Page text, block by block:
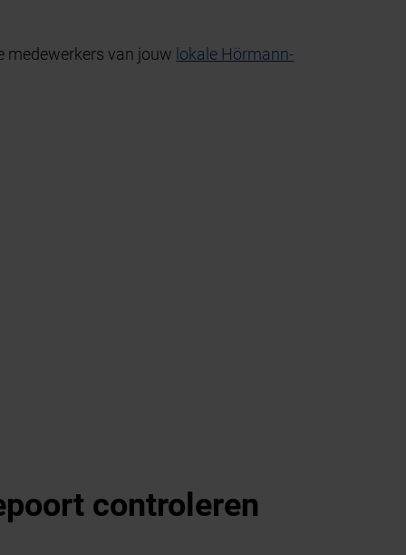
medewerkers van jouw lokale Hörmann-
controleren